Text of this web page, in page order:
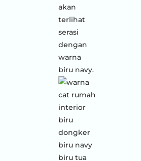
akan
terlihat
serasi
dengan
warna
biru navy.